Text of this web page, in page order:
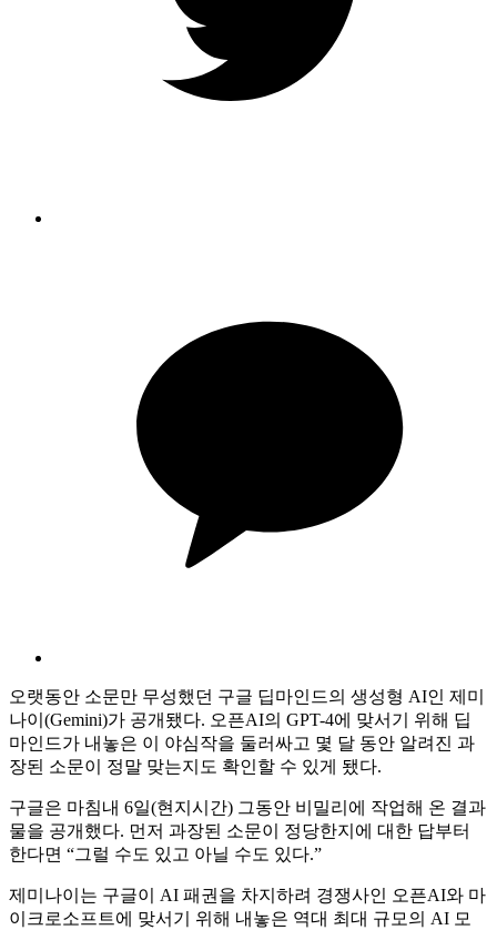
오랫동안 소문만 무성했던 구글 딥마인드의 생성형 AI인 제미
나이(Gemini)가 공개됐다. 오픈AI의 GPT-4에 맞서기 위해 딥
마인드가 내놓은 이 야심작을 둘러싸고 몇 달 동안 알려진 과
장된 소문이 정말 맞는지도 확인할 수 있게 됐다.
구글은 마침내 6일(현지시간) 그동안 비밀리에 작업해 온 결과
물을 공개했다. 먼저 과장된 소문이 정당한지에 대한 답부터
한다면 “그럴 수도 있고 아닐 수도 있다.”
제미나이는 구글이 AI 패권을 차지하려 경쟁사인 오픈AI와 마
이크로소프트에 맞서기 위해 내놓은 역대 최대 규모의 AI 모